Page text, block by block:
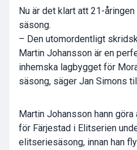
Nu är det klart att 21-
säsong.
– Den utomordentligt
Martin Johansson är en
inhemska lagbygget för
säsong, säger Jan Simons
Martin Johansson hann
för Färjestad i Elitserien
elitseriesäsong, innan han